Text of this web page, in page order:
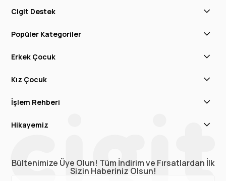
Cigit Destek
Popüler Kategoriler
Erkek Çocuk
Kız Çocuk
İşlem Rehberi
Hikayemiz
Bültenimize Üye Olun! Tüm İndirim ve Fırsatlardan İlk
Sizin Haberiniz Olsun!